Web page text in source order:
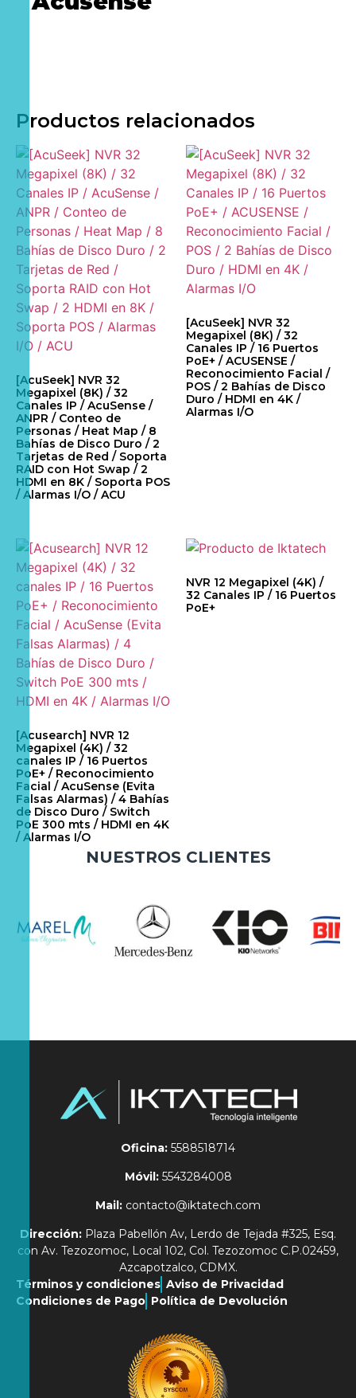
Productos relacionados
[AcuSeek] NVR 32
Megapixel (8K) / 32
Canales IP / AcuSense /
ANPR / Conteo de
Personas / Heat Map / 8
Bahías de Disco Duro / 2
Tarjetas de Red / Soporta
RAID con Hot Swap / 2
HDMI en 8K / Soporta POS
/ Alarmas I/O / ACU
[AcuSeek] NVR 32
Megapixel (8K) / 32
Canales IP / 16 Puertos
PoE+ / ACUSENSE /
Reconocimiento Facial /
POS / 2 Bahías de Disco
Duro / HDMI en 4K /
Alarmas I/O
[Acusearch] NVR 12
Megapixel (4K) / 32
canales IP / 16 Puertos
PoE+ / Reconocimiento
Facial / AcuSense (Evita
Falsas Alarmas) / 4 Bahías
de Disco Duro / Switch
PoE 300 mts / HDMI en 4K
/ Alarmas I/O
NVR 12 Megapixel (4K) /
32 Canales IP / 16 Puertos
PoE+
NUESTROS CLIENTES
Oficina: 5588518714
Móvil:5543284008
Mail: contacto@iktatech.com
Dirección: Plaza Pabellón Av, Lerdo de Tejada #325, Esq.
con Av. Tezozomoc, Local 102, Col. Tezozomoc C.P.02459,
Azcapotzalco, CDMX.
Términos y condiciones Aviso de Privacidad
Condiciones de Pago Política de Devolución